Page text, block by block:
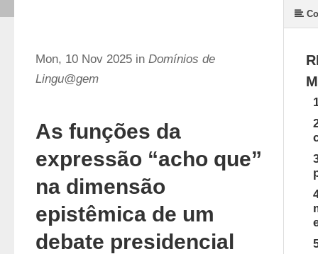
Mon, 10 Nov 2025 in Domínios de
Lingu@gem
As funções da
expressão “acho que”
na dimensão
epistêmica de um
debate presidencial